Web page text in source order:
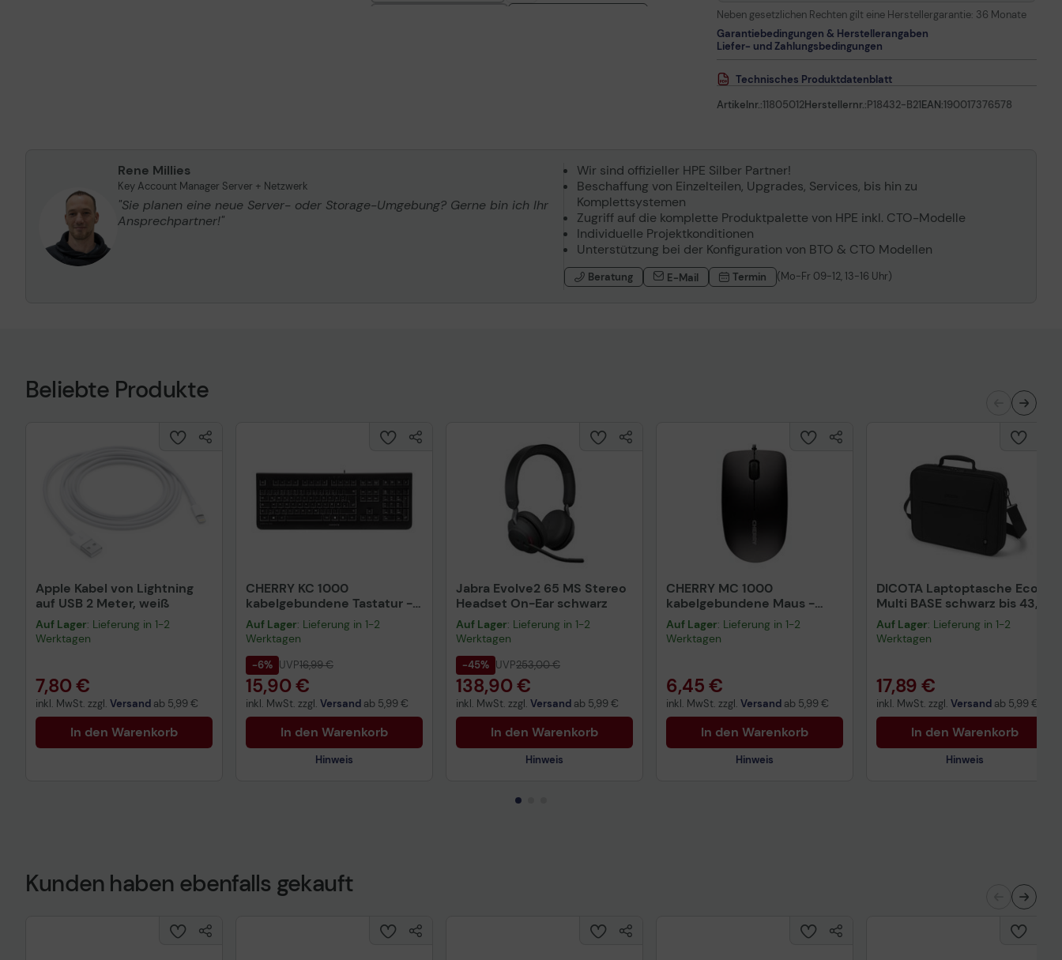
Neben gesetzlichen Rechten gilt eine Herstellergarantie: 36 Monate
Garantiebedingungen & Herstellerangaben
Liefer- und Zahlungsbedingungen
Technisches Produktdatenblatt
Artikelnr.:11805012Herstellernr.:P18432-B21EAN:190017376578
Rene Millies
Key Account Manager Server + Netzwerk
"Sie planen eine neue Server- oder Storage-Umgebung? Gerne bin ich Ihr
Ansprechpartner!"
Wir sind offizieller HPE Silber Partner!
Beschaffung von Einzelteilen, Upgrades, Services, bis hin zu
Komplettsystemen
Zugriff auf die komplette Produktpalette von HPE inkl. CTO-Modelle
Individuelle Projektkonditionen
Unterstützung bei der Konfiguration von BTO & CTO Modellen
Beratung E-Mail Termin (Mo-Fr 09-12, 13-16 Uhr)
Beliebte Produkte
Apple Kabel von Lightning
auf USB 2 Meter, weiß
Auf Lager: Lieferung in 1-2
Werktagen
7,80 €
inkl. MwSt. zzgl. Versand ab 5,99 €
In den Warenkorb
CHERRY KC 1000
kabelgebundene Tastatur -
QWERTZ DE - schwarz
Auf Lager: Lieferung in 1-2
Werktagen
-6% UVP16,99 €
15,90 €
inkl. MwSt. zzgl. Versand ab 5,99 €
In den Warenkorb
Hinweis
Technisches Produktdatenblatt
Jabra Evolve2 65 MS Stereo
Headset On-Ear schwarz
Auf Lager: Lieferung in 1-2
Werktagen
-45% UVP253,00 €
138,90 €
inkl. MwSt. zzgl. Versand ab 5,99 €
In den Warenkorb
Hinweis
CHERRY MC 1000
kabelgebundene Maus -
schwarz
Auf Lager: Lieferung in 1-2
Werktagen
6,45 €
inkl. MwSt. zzgl. Versand ab 5,99 €
In den Warenkorb
Hinweis
DICOTA Laptoptasche Eco
Multi BASE schwarz bis 43,9
cm (17,3 Zoll)
Auf Lager: Lieferung in 1-2
Werktagen
17,89 €
inkl. MwSt. zzgl. Versand ab 5,99 €
In den Warenkorb
Hinweis
Kunden haben ebenfalls gekauft